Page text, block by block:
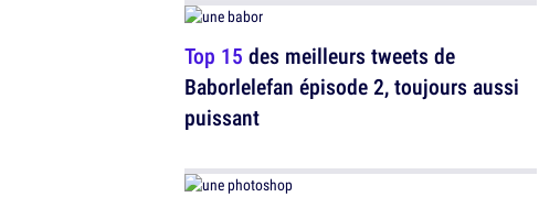
Top 15 des meilleurs tweets de
Baborlelefan épisode 2, toujours aussi
puissant